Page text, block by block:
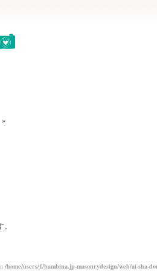
»
/home/users/1/bambina.jp-masonrydesign/web/ai-sha-